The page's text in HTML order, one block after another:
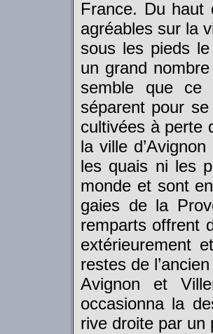
France. Du haut
agréables sur la
sous les pieds
un grand
semble que ce
séparent pour
cultivées à perte
la ville
les quais ni les
monde et sont
gaies de la
remparts offrent
extérieurement
restes de
Avignon et
occasionna la
rive droite par un